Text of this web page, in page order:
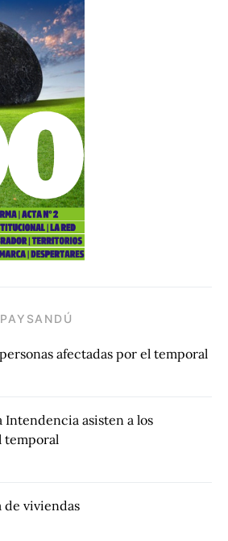
afectadas por el temporal
Intendencia asisten a los
temporal
de viviendas